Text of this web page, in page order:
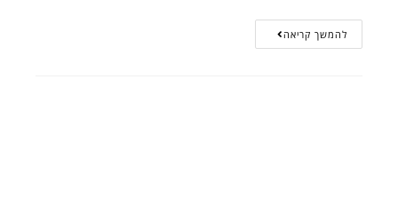
להמשך קריאה